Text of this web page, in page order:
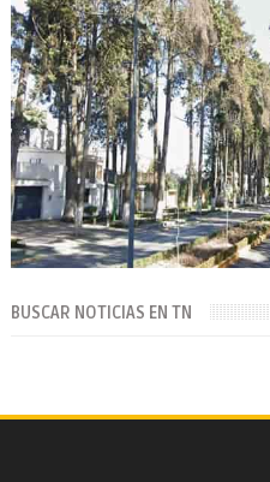
BUSCAR NOTICIAS EN TN